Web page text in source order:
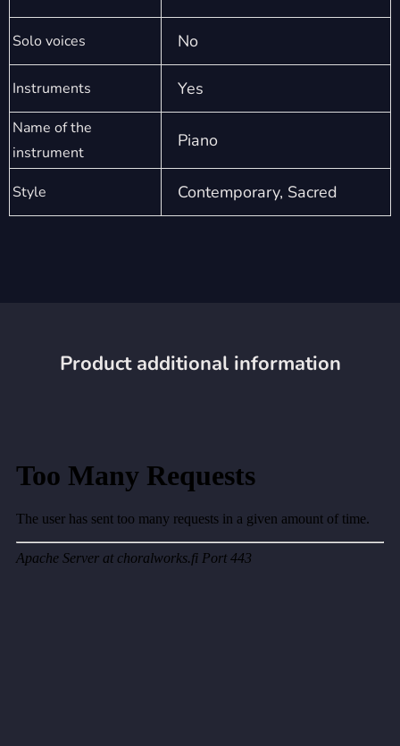
Solo voices No
Instruments Yes
Name of the
instrument
Piano
Style Contemporary, Sacred
Product additional information